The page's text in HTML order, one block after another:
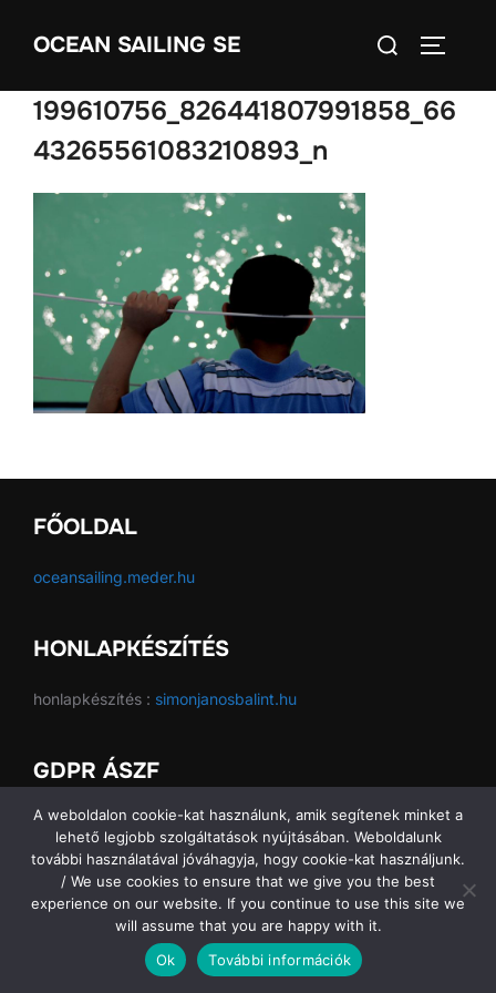
OCEAN SAILING SE
Search
199610756_826441807991858_66
43265561083210893_n
FŐOLDAL
oceansailing.meder.hu
HONLAPKÉSZÍTÉS
honlapkészítés : simonjanosbalint.hu
GDPR ÁSZF
GDPR ÁSZF
Copyright © 2026 Ocean Sailing SE
A weboldalon cookie-kat használunk, amik segítenek minket a
lehető legjobb szolgáltatások nyújtásában. Weboldalunk
további használatával jóváhagyja, hogy cookie-kat használjunk.
/ We use cookies to ensure that we give you the best
experience on our website. If you continue to use this site we
will assume that you are happy with it.
Ok
További információk